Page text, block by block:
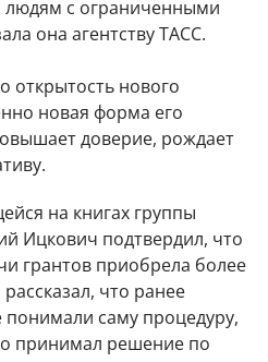
с ограниченными
она агентству ТАСС.
открытость нового
новая форма его
доверие, рождает
на книгах группы
Ицкович подтвердил, что
грантов приобрела более
что ранее
понимали саму процедуру,
принимал решение по